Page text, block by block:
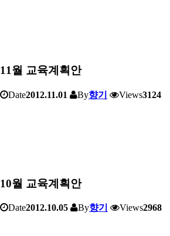
11월 교육계획안
Date2012.11.01 By향기 Views3124
10월 교육계획안
Date2012.10.05 By향기 Views2968